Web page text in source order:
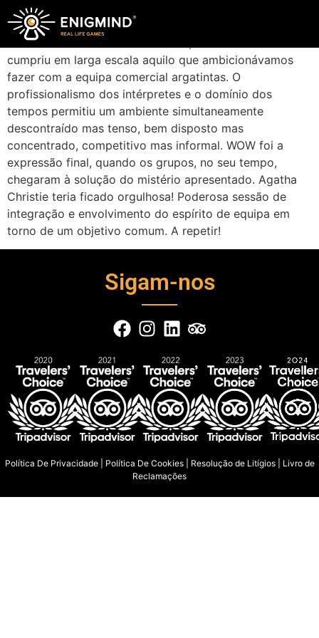
O mistério pairou sempre no ar. A interpretação da
equipa ENIGMIND nos seus papéis de facilitadores de
um Jantar Mistério foi envolvente, entusiasmante e
cumpriu em larga escala aquilo que ambicionávamos
fazer com a equipa comercial argatintas. O
profissionalismo dos intérpretes e o domínio dos
tempos permitiu um ambiente simultaneamente
descontraído mas tenso, bem disposto mas
concentrado, competitivo mas informal. WOW foi a
expressão final, quando os grupos, no seu tempo,
chegaram à solução do mistério apresentado. Agatha
Christie teria ficado orgulhosa! Poderosa sessão de
integração e envolvimento do espírito de equipa em
torno de um objetivo comum. A repetir!
Sigam-nos
Política De Privacidade| Política De Cookies| Resolução de Litígios| Livro de
Reclamações